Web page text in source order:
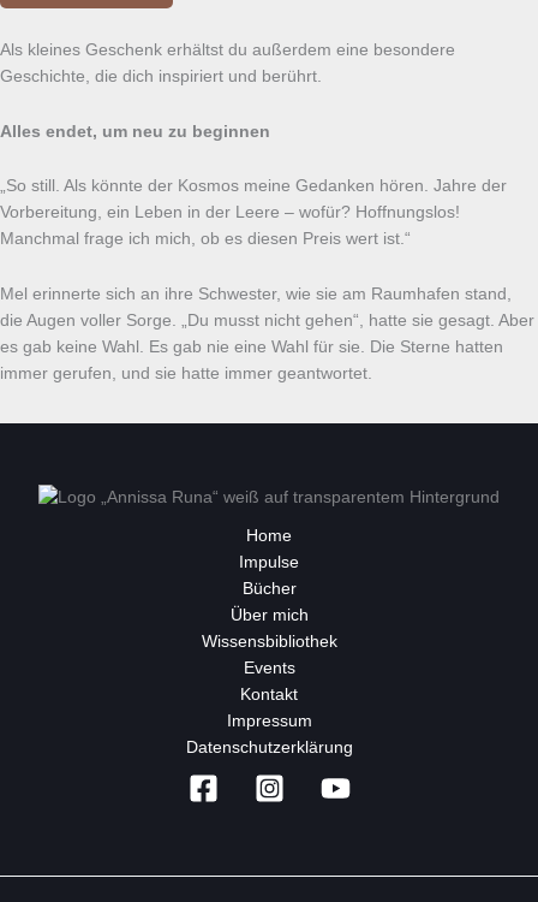
Als kleines Geschenk erhältst du außerdem eine besondere
Geschichte, die dich inspiriert und berührt.
Alles endet, um neu zu beginnen
„So still. Als könnte der Kosmos meine Gedanken hören. Jahre der
Vorbereitung, ein Leben in der Leere – wofür? Hoffnungslos!
Manchmal frage ich mich, ob es diesen Preis wert ist.“
Mel erinnerte sich an ihre Schwester, wie sie am Raumhafen stand,
die Augen voller Sorge. „Du musst nicht gehen“, hatte sie gesagt. Aber
es gab keine Wahl. Es gab nie eine Wahl für sie. Die Sterne hatten
immer gerufen, und sie hatte immer geantwortet.
Home
Impulse
Bücher
Über mich
Wissensbibliothek
Events
Kontakt
Impressum
Datenschutzerklärung